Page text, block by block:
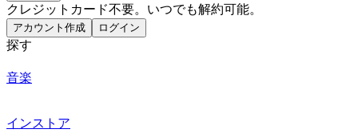
クレジットカード不要。いつでも解約可能。
アカウント作成 ログイン
探す
音楽
インストア